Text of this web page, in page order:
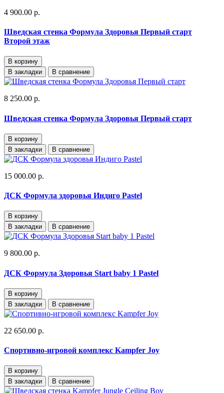
4 900.00 р.
Шведская стенка Формула Здоровья Первый старт
Второй этаж
В корзину
В закладки
В сравнение
8 250.00 р.
Шведская стенка Формула Здоровья Первый старт
В корзину
В закладки
В сравнение
15 000.00 р.
ДСК Формула здоровья Индиго Pastel
В корзину
В закладки
В сравнение
9 800.00 р.
ДСК Формула Здоровья Start baby 1 Pastel
В корзину
В закладки
В сравнение
22 650.00 р.
Спортивно-игровой комплекс Kampfer Joy
В корзину
В закладки
В сравнение